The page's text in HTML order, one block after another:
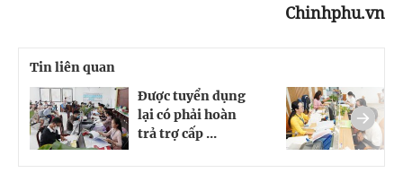
Chinhphu.vn
Tin liên quan
Được tuyển dụng
lại có phải hoàn
trả trợ cấp ...